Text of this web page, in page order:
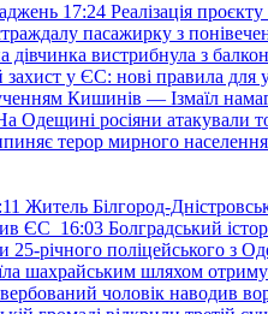
17:24 Реалізація
пасажирку з
вистрибнула з
у ЄС: нові правила для
Кишинів — Ізмаїл
Одещині росіяни атакували
терор мирного
Житель Білгород-
ЄС 16:03 Болградський
25-річного поліцейського з
шахрайським шляхом
чоловік наводив